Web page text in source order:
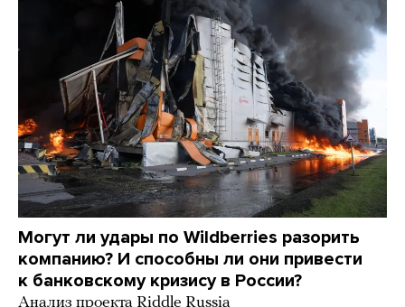
Могут ли удары по Wildberries разорить
компанию? И способны ли они привести
к банковскому кризису в России?
Анализ проекта Riddle Russia